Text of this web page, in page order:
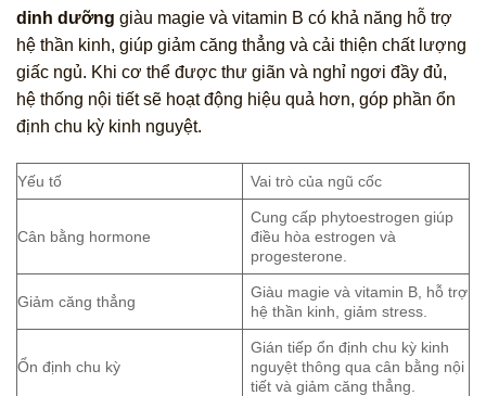
dinh dưỡng giàu magie và vitamin B có khả năng hỗ trợ
hệ thần kinh, giúp giảm căng thẳng và cải thiện chất lượng
giấc ngủ. Khi cơ thể được thư giãn và nghỉ ngơi đầy đủ,
hệ thống nội tiết sẽ hoạt động hiệu quả hơn, góp phần ổn
định chu kỳ kinh nguyệt.
Yếu tố Vai trò của ngũ cốc
Cân bằng hormone
Cung cấp phytoestrogen giúp
điều hòa estrogen và
progesterone.
Giảm căng thẳng
Giàu magie và vitamin B, hỗ trợ
hệ thần kinh, giảm stress.
Ổn định chu kỳ
Gián tiếp ổn định chu kỳ kinh
nguyệt thông qua cân bằng nội
tiết và giảm căng thẳng.